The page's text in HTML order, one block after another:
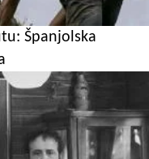
Španjolska